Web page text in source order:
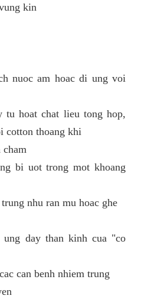
kin
nuoc am hoac di ung voi
tu hoat chat lieu tong hop,
cotton thoang khi
bi uot trong mot khoang
nhu ran mu hoac ghe
day than kinh cua "co
can benh nhiem trung